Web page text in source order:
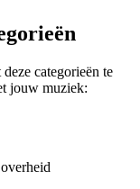
categorieën te
jouw muziek: